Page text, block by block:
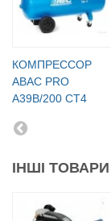
КОМПРЕССОР
ABAC PRO
A39B/200 CT4
ІНШІ